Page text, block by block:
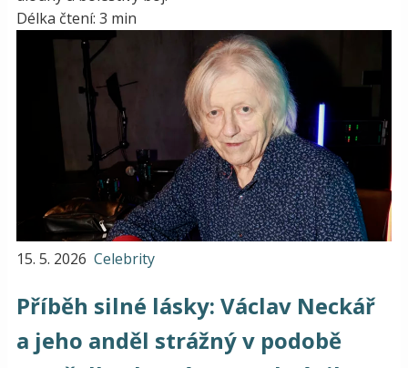
Délka čtení: 3 min
15. 5. 2026 Celebrity
Příběh silné lásky: Václav Neckář
a jeho anděl strážný v podobě